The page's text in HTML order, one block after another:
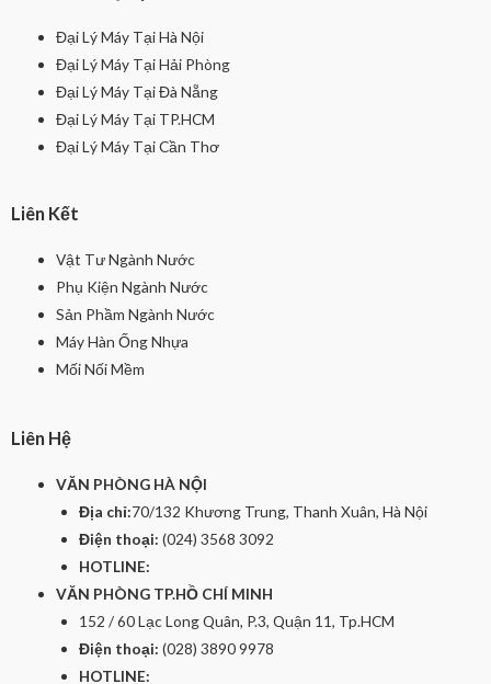
Đại Lý Máy Tại Hà Nội
Đại Lý Máy Tại Hải Phòng
Đại Lý Máy Tại Đà Nẵng
Đại Lý Máy Tại TP.HCM
Đại Lý Máy Tại Cần Thơ
Liên Kết
Vật Tư Ngành Nước
Phụ Kiện Ngành Nước
Sản Phầm Ngành Nước
Máy Hàn Ống Nhựa
Mối Nối Mềm
Liên Hệ
VĂN PHÒNG HÀ NỘI
Địa chỉ:70/132 Khương Trung, Thanh Xuân, Hà Nội
Điện thoại: (024) 3568 3092
HOTLINE:
VĂN PHÒNG TP.HỒ CHÍ MINH
152 / 60 Lạc Long Quân, P.3, Quận 11, Tp.HCM
Điện thoại: (028) 3890 9978
HOTLINE: